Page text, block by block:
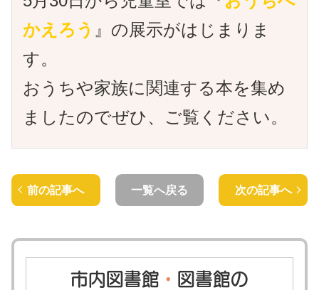
かえろう 』の展示がはじまりま
す。
おうちや家族に関連する本を集め
ましたのでぜひ、ご覧ください。
前の記事へ 一覧へ戻る 次の記事へ
市内図書館 ・ 図書館の